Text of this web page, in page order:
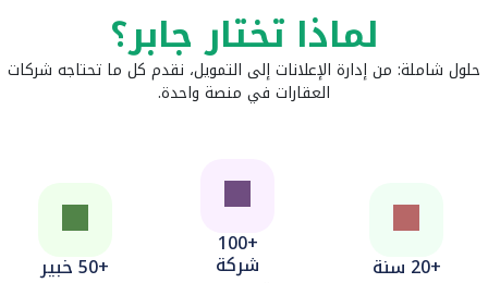
لماذا تختار جابر؟
حلول شاملة: من إدارة الإعلانات إلى التمويل، نقدم كل ما تحتاجه شركات
العقارات في منصة واحدة.
+20 سنة
+100
شركة +50 خبير